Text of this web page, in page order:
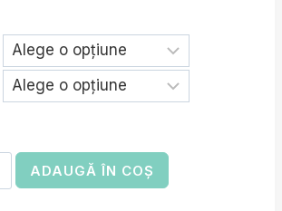
ADAUGĂ ÎN COȘ